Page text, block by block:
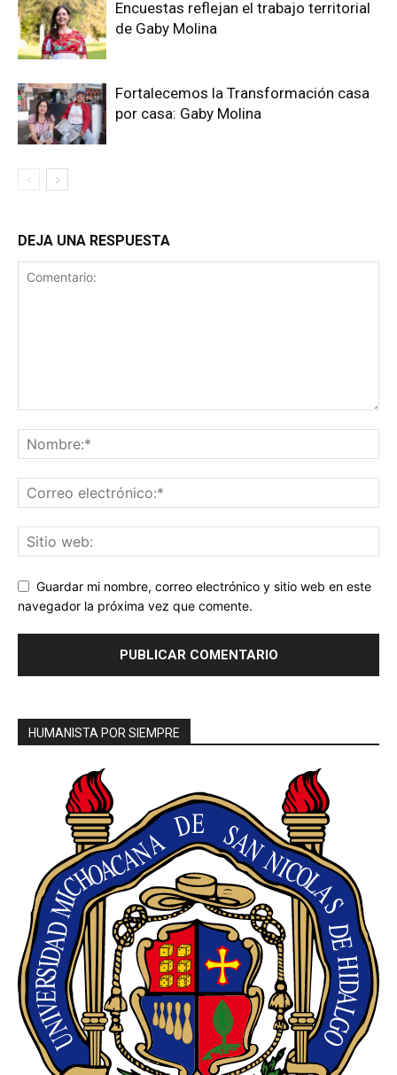
Encuestas reflejan el trabajo territorial
de Gaby Molina
Fortalecemos la Transformación casa
por casa: Gaby Molina
DEJA UNA RESPUESTA
Guardar mi nombre, correo electrónico y sitio web en este
navegador la próxima vez que comente.
HUMANISTA POR SIEMPRE